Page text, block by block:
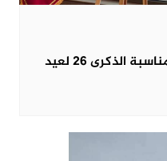
حفل استقبال بهيج ببيلباو بمناسبة الذكرى 26 لعيد